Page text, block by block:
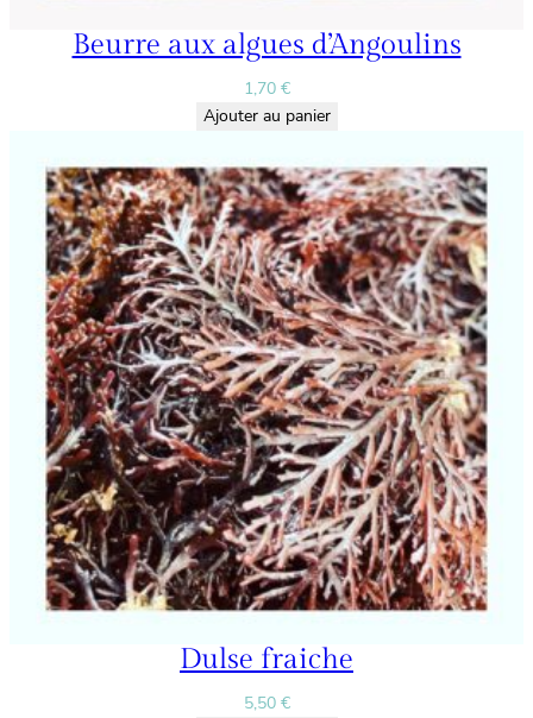
Beurre aux algues d’Angoulins
1,70 €
Ajouter au panier
Dulse fraiche
5,50 €